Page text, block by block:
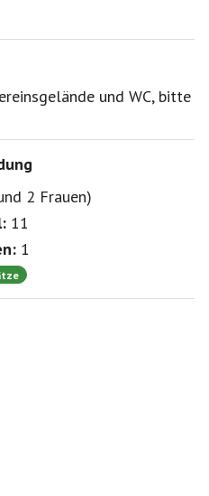
und WC, bitte
2 Frauen)
11
1